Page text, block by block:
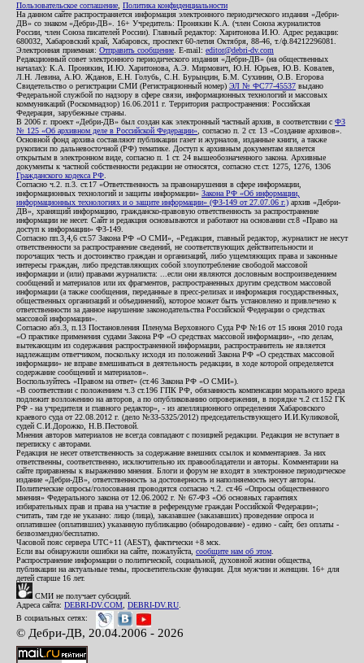
Пользовательское соглашение Политика конфиденциальности
На данном сайте распространяется информация электронного периодического издания «Дебри-
ДВ» со знаком «Дебри-ДВ». 16+ Учредитель: Пронякин К.А. (член Союза журналистов
России, член Союза писателей России). Главный редактор: Харитонова И.Ю. Адрес редакции:
680032, Хабаровский край, Хабаровск, проспект 60-летия Октября, 88-46, т./ф.84212296081.
Электронная приемная: Отправить сообщение . E-mail: editor@debri-dv.com
Редакционный совет электронного периодического издания «Дебри-ДВ» (на общественных
началах): К.А. Пронякин, И.Ю. Харитонова, А.Э. Мирмович, Ю.Н. Юрьев, Ю.В. Ковалев,
Л.Н. Левина, А.Ю. Жданов, Е.Н. Голубь, С.Н. Бурындин, Б.М. Сухинин, О.В. Егорова
Свидетельство о регистрации СМИ (Регистрационный номер) ЭЛ № ФС77-45537 выдано
Федеральной службой по надзору в сфере связи, информационных технологий и массовых
коммуникаций (Роскомнадзор) 16.06.2011 г. Территория распространения: Российская
Федерация, зарубежные страны.
В 2006 г. проект «Дебри-ДВ» был создан как электронный частный архив, в соответствии с ФЗ
№ 125 «Об архивном деле в Российской Федерации» , согласно п. 2 ст. 13 «Создание архивов».
Основной фонд архива составляют публикации газет и журналов, изданные книги, а также
рукописи по дальневосточной (РФ) тематике. Доступ к архивным документам является
открытым в электронном виде, согласно п. 1 ст. 24 вышеобозначенного закона. Архивные
документы к частной собственности редакции не относятся, согласно ст.ст. 1275, 1276, 1306
Гражданского кодекса РФ
Согласно ч.2. п.3. ст.17 «Ответственность за правонарушения в сфере информации,
информационных технологий и защиты информации» Закона РФ «Об информации,
информационных технологиях и о защите информации» (ФЗ-149 от 27.07.06 г.) архив «Дебри-
ДВ», хранящий информацию, гражданско-правовую ответственность за распространение
информации не несет. Сайт и редакция основываются и работают на основании ст.8 «Право на
доступ к информации» ФЗ-149.
Согласно пп.3,4,6 ст.57 Закона РФ «О СМИ», «Редакция, главный редактор, журналист не несут
ответственности за распространение сведений, не соответствующих действительности и
порочащих честь и достоинство граждан и организаций, либо ущемляющих права и законные
интересы граждан, либо представляющих собой злоупотребление свободой массовой
информации и (или) правами журналиста: ...если они являются дословным воспроизведением
сообщений и материалов или их фрагментов, распространенных другим средством массовой
информации (а также сообщения, переданные в пресс-релизах и информация государственных,
общественных организаций и объединений), которое может быть установлено и привлечено к
ответственности за данное нарушение законодательства Российской Федерации о средствах
массовой информации».
Согласно абз.3, п.13 Постановления Пленума Верховного Суда РФ №16 от 15 июня 2010 года
«О практике применения судами Закона РФ «О средствах массовой информации», «по делам,
вытекающим из содержания распространенной информации, распространитель не является
надлежащим ответчиком, поскольку исходя из положений Закона РФ «О средствах массовой
информации» не вправе вмешиваться в деятельность редакции, в ходе которой определяется
содержание сообщений и материалов».
Воспользуйтесь «Правом на ответ» (ст.46 Закона РФ «О СМИ»).
«В соответствии с положением ч.3 ст.196 ГПК РФ, обязанность компенсации морального вреда
подлежит возложению на авторов, а по опубликованию опровержения, в порядке ч.2 ст.152 ГК
РФ - на учредителя и главного редактор», - из апелляционного определения Хабаровского
краевого суда от 22.08.2012 г. (дело №33-5325/2012) председательствующего И.И.Куликовой,
судей С.И.Дорожко, Н.В.Пестовой.
Мнения авторов материалов не всегда совпадают с позицией редакции. Редакция не вступает в
переписку с авторами.
Редакция не несет ответственность за содержание внешних ссылок и комментариев. За них
ответственны, соответственно, исключительно их правообладатели и авторы. Комментарии на
сайте приравнены к выражению мнения. Блоги и форум не входят в электронное периодическое
издание «Дебри-ДВ», ответственность за достоверность и наполняемость несут авторы.
Политические опросы/голосования проводятся согласно ч.2. ст.46 «Опросы общественного
мнения» Федерального закона от 12.06.2002 г. № 67-ФЗ «Об основных гарантиях
избирательных прав и права на участие в референдуме граждан Российской Федерации»;
считать, там где не указано: лицо (лица), заказавшее (заказавших) проведение опроса и
оплатившее (оплативших) указанную публикацию (обнародование) - едино - сайт, без оплаты -
безвозмездно/бесплатно.
Часовой пояс сервера UTC+11 (AEST), фактически +8 мск.
Если вы обнаружили ошибки на сайте, пожалуйста, сообщите нам об этом
Распространение информации о политической, социальной, духовной жизни общества,
публикации на актуальные темы, просветительские функции. Для мужчин и женщин. 16+ для
детей старше 16 лет.
СМИ не получает субсидий.
Адреса сайта: DEBRI-DV.COM DEBRI-DV.RU
В социальных сетях:
© Дебри-ДВ, 20.04.2006 - 2026